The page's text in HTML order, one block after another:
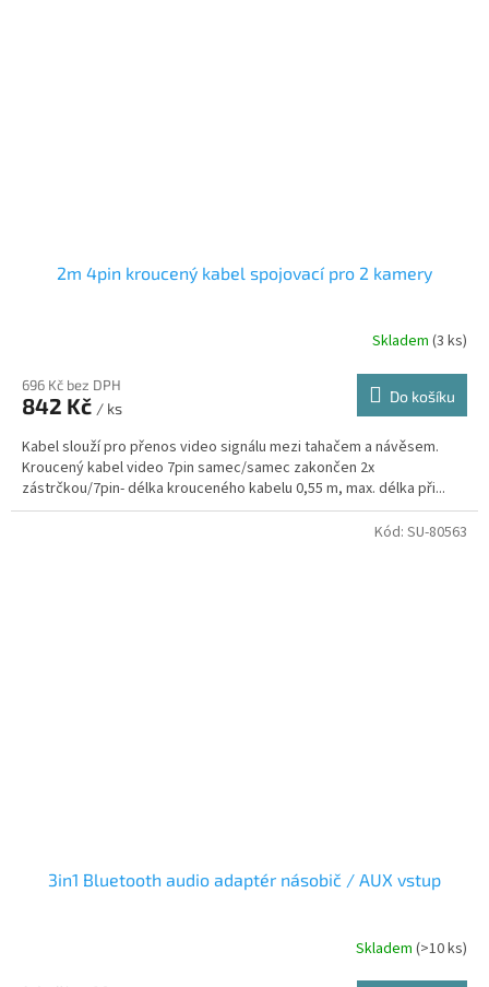
2m 4pin kroucený kabel spojovací pro 2 kamery
Skladem (3 ks)
696 Kč bez DPH
842 Kč / ks
Do košíku
Kabel slouží pro přenos video signálu mezi tahačem a návěsem.
Kroucený kabel video 7pin samec/samec zakončen 2x
zástrčkou/7pin- délka krouceného kabelu 0,55 m, max. délka při...
3in1 Bluetooth audio adaptér násobič / AUX vstup
Skladem (>10 ks)
Kód: SU-80563